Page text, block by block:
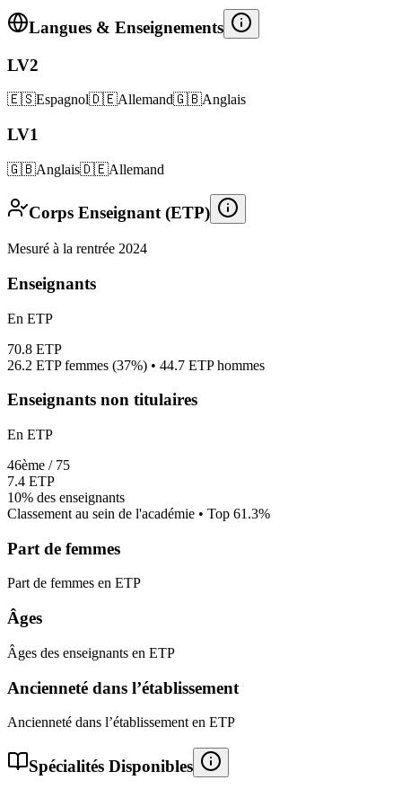
Langues & Enseignements
LV2
🇪🇸Espagnol🇩🇪Allemand🇬🇧Anglais
LV1
🇬🇧Anglais🇩🇪Allemand
Corps Enseignant (ETP)
Mesuré à la rentrée 2024
Enseignants
En ETP
70.8 ETP
26.2 ETP femmes (37%) • 44.7 ETP hommes
Enseignants non titulaires
En ETP
46ème / 75
7.4 ETP
10% des enseignants
Classement au sein de l'académie • Top 61.3%
Part de femmes
Part de femmes en ETP
Âges
Âges des enseignants en ETP
Ancienneté dans l’établissement
Ancienneté dans l’établissement en ETP
Spécialités Disponibles